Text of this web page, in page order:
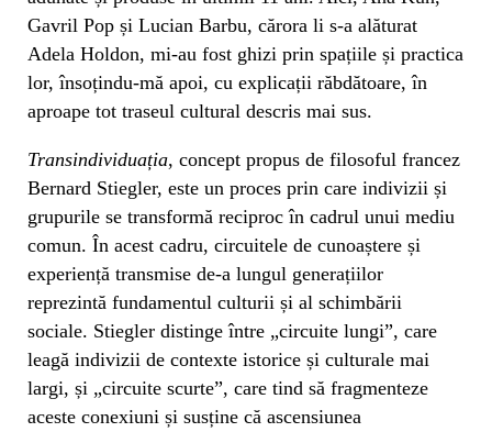
Gavril Pop și Lucian Barbu, cărora li s-a alăturat
Adela Holdon, mi-au fost ghizi prin spațiile și practica
lor, însoțindu-mă apoi, cu explicații răbdătoare, în
aproape tot traseul cultural descris mai sus.
Transindividuația, concept propus de filosoful francez
Bernard Stiegler, este un proces prin care indivizii și
grupurile se transformă reciproc în cadrul unui mediu
comun. În acest cadru, circuitele de cunoaștere și
experiență transmise de-a lungul generațiilor
reprezintă fundamentul culturii și al schimbării
sociale. Stiegler distinge între „circuite lungi”, care
leagă indivizii de contexte istorice și culturale mai
largi, și „circuite scurte”, care tind să fragmenteze
aceste conexiuni și susține că ascensiunea